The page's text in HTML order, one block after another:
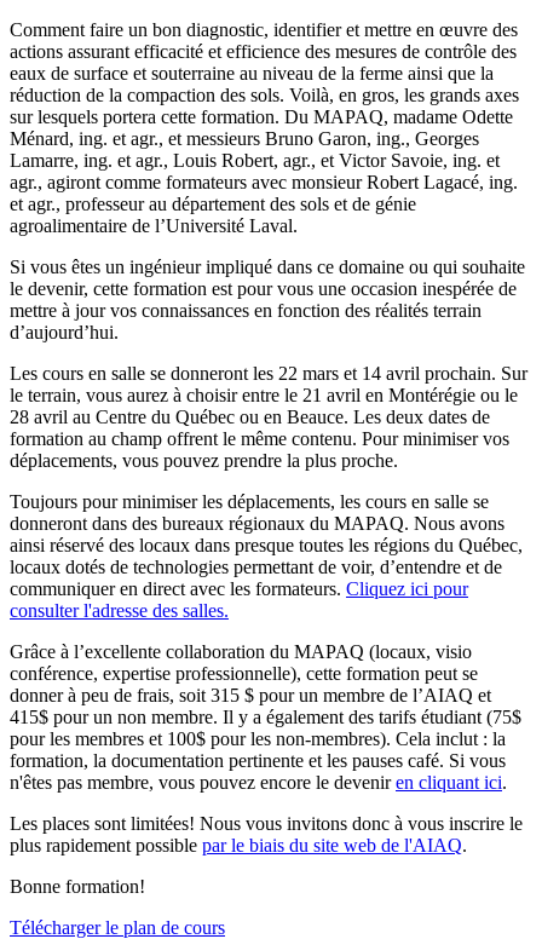
Comment faire un bon diagnostic, identifier et mettre en œuvre des
actions assurant efficacité et efficience des mesures de contrôle des
eaux de surface et souterraine au niveau de la ferme ainsi que la
réduction de la compaction des sols. Voilà, en gros, les grands axes
sur lesquels portera cette formation. Du MAPAQ, madame Odette
Ménard, ing. et agr., et messieurs Bruno Garon, ing., Georges
Lamarre, ing. et agr., Louis Robert, agr., et Victor Savoie, ing. et
agr., agiront comme formateurs avec monsieur Robert Lagacé, ing.
et agr., professeur au département des sols et de génie
agroalimentaire de l’Université Laval.
Si vous êtes un ingénieur impliqué dans ce domaine ou qui souhaite
le devenir, cette formation est pour vous une occasion inespérée de
mettre à jour vos connaissances en fonction des réalités terrain
d’aujourd’hui.
Les cours en salle se donneront les 22 mars et 14 avril prochain. Sur
le terrain, vous aurez à choisir entre le 21 avril en Montérégie ou le
28 avril au Centre du Québec ou en Beauce. Les deux dates de
formation au champ offrent le même contenu. Pour minimiser vos
déplacements, vous pouvez prendre la plus proche.
Toujours pour minimiser les déplacements, les cours en salle se
donneront dans des bureaux régionaux du MAPAQ. Nous avons
ainsi réservé des locaux dans presque toutes les régions du Québec,
locaux dotés de technologies permettant de voir, d’entendre et de
communiquer en direct avec les formateurs. Cliquez ici pour
consulter l'adresse des salles.
Grâce à l’excellente collaboration du MAPAQ (locaux, visio
conférence, expertise professionnelle), cette formation peut se
donner à peu de frais, soit 315 $ pour un membre de l’AIAQ et
415$ pour un non membre. Il y a également des tarifs étudiant (75$
pour les membres et 100$ pour les non-membres). Cela inclut : la
formation, la documentation pertinente et les pauses café. Si vous
n'êtes pas membre, vous pouvez encore le deveniren cliquant ici.
Les places sont limitées! Nous vous invitons donc à vous inscrire le
plus rapidement possible par le biais du site web de l'AIAQ.
Bonne formation!
Télécharger le plan de cours